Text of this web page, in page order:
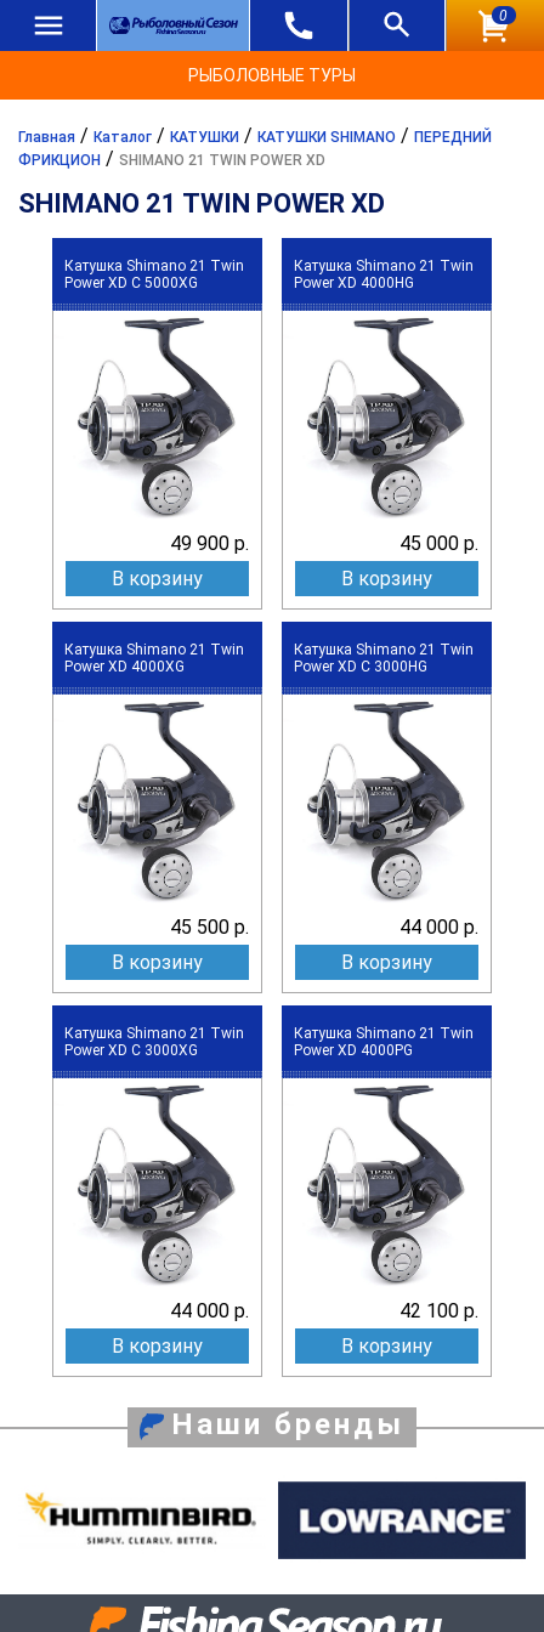
0
РЫБОЛОВНЫЕ ТУРЫ
Главная / Каталог / КАТУШКИ / КАТУШКИ SHIMANO / ПЕРЕДНИЙ
ФРИКЦИОН / SHIMANO 21 TWIN POWER XD
SHIMANO 21 TWIN POWER XD
Катушка Shimano 21 Twin
Power XD C 5000XG
49 900 р.
В корзину
Катушка Shimano 21 Twin
Power XD 4000HG
45 000 р.
В корзину
Катушка Shimano 21 Twin
Power XD 4000XG
45 500 р.
В корзину
Катушка Shimano 21 Twin
Power XD C 3000HG
44 000 р.
В корзину
Катушка Shimano 21 Twin
Power XD C 3000XG
44 000 р.
В корзину
Катушка Shimano 21 Twin
Power XD 4000PG
42 100 р.
В корзину
Наши бренды